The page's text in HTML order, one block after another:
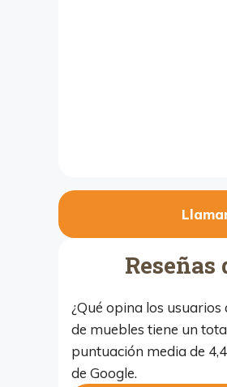
Reseñas
¿Qué opina los
de muebles tiene un
puntuación media de
de Google.